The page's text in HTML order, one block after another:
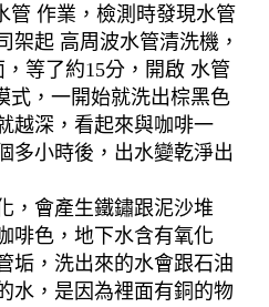
管 作業，檢測時發現水管
架起 高周波水管清洗機，
等了約15分，開啟 水管
式，一開始就洗出棕黑色
越深，看起來與咖啡一
多小時後，出水變乾淨出
，會產生鐵鏽跟泥沙堆
啡色，地下水含有氧化
垢，洗出來的水會跟石油
水，是因為裡面有銅的物